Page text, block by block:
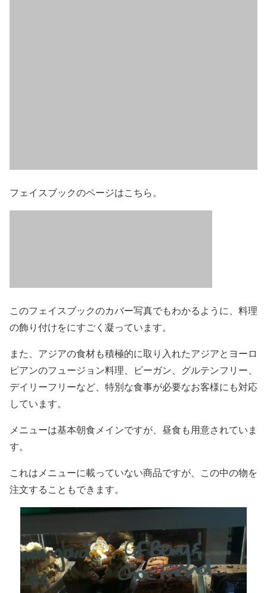
フェイスブックのページはこちら。
このフェイスブックのカバー写真でもわかるように、料理
の飾り付けをにすごく凝っています。
また、アジアの食材も積極的に取り入れたアジアとヨーロ
ピアンのフュージョン料理、ビーガン、グルテンフリー、
デイリーフリーなど、特別な食事が必要なお客様にも対応
しています。
メニューは基本朝食メインですが、昼食も用意されていま
す。
これはメニューに載っていない商品ですが、この中の物を
注文することもできます。